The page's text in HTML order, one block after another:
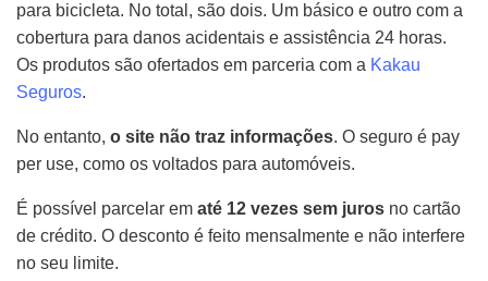
para bicicleta. No total, são dois. Um básico e outro com a
cobertura para danos acidentais e assistência 24 horas.
Os produtos são ofertados em parceria com a Kakau
Seguros.
No entanto, o site não traz informações. O seguro é pay
per use, como os voltados para automóveis.
É possível parcelar em até 12 vezes sem juros no cartão
de crédito. O desconto é feito mensalmente e não interfere
no seu limite.